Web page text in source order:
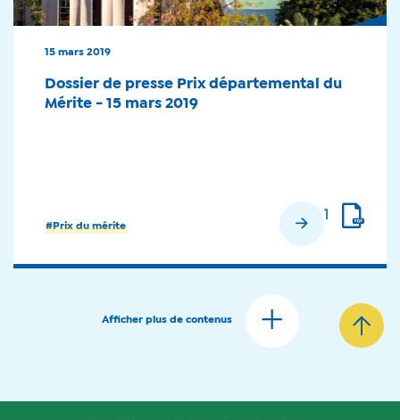
#Prix du mérite
15 mars 2019
Dossier de presse Prix départemental du
Mérite - 15 mars 2019
Afficher plus de contenus